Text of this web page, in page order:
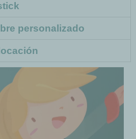
personalizado